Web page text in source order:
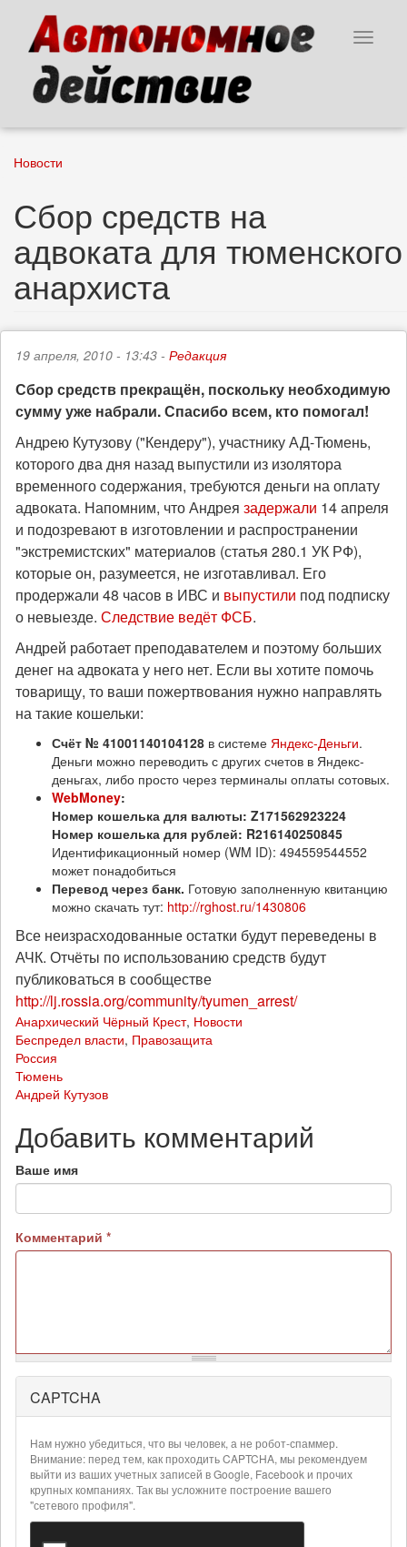
основному
содержанию
Toggle
Новости
Сбор средств на
адвоката для тюменского
анархиста
19 апреля, 2010 - 13:43 - Редакция
Сбор средств прекращён, поскольку необходимую
сумму уже набрали. Спасибо всем, кто помогал!
Андрею Кутузову ("Кендеру"), участнику АД-Тюмень,
которого два дня назад выпустили из изолятора
временного содержания, требуются деньги на оплату
адвоката. Напомним, что Андрея задержали 14 апреля
и подозревают в изготовлении и распространении
"экстремистских" материалов (статья 280.1 УК РФ),
которые он, разумеется, не изготавливал. Его
продержали 48 часов в ИВС и выпустили под подписку
о невыезде. Следствие ведёт ФСБ.
Андрей работает преподавателем и поэтому больших
денег на адвоката у него нет. Если вы хотите помочь
товарищу, то ваши пожертвования нужно направлять
на такие кошельки:
Счёт № 41001140104128 в системе Яндекс-Деньги.
Деньги можно переводить с других счетов в Яндекс-
деньгах, либо просто через терминалы оплаты сотовых.
WebMoney:
Номер кошелька для валюты: Z171562923224
Номер кошелька для рублей: R216140250845
Идентификационный номер (WM ID): 494559544552
может понадобиться
Перевод через банк. Готовую заполненную квитанцию
можно скачать тут: http://rghost.ru/1430806
Все неизрасходованные остатки будут переведены в
АЧК. Отчёты по использованию средств будут
публиковаться в сообществе
http://lj.rossia.org/community/tyumen_arrest/
Анархический Чёрный Крест, Новости
Беспредел власти, Правозащита
Россия
Тюмень
Андрей Кутузов
Добавить комментарий
Ваше имя
Комментарий *
Более
подробная
информация
текстовых
форматах
CAPTCHA
Нам нужно убедиться, что вы человек, а не робот-спаммер.
Внимание: перед тем, как проходить CAPTCHA, мы рекомендуем
выйти из ваших учетных записей в Google, Facebook и прочих
крупных компаниях. Так вы усложните построение вашего
"сетевого профиля".